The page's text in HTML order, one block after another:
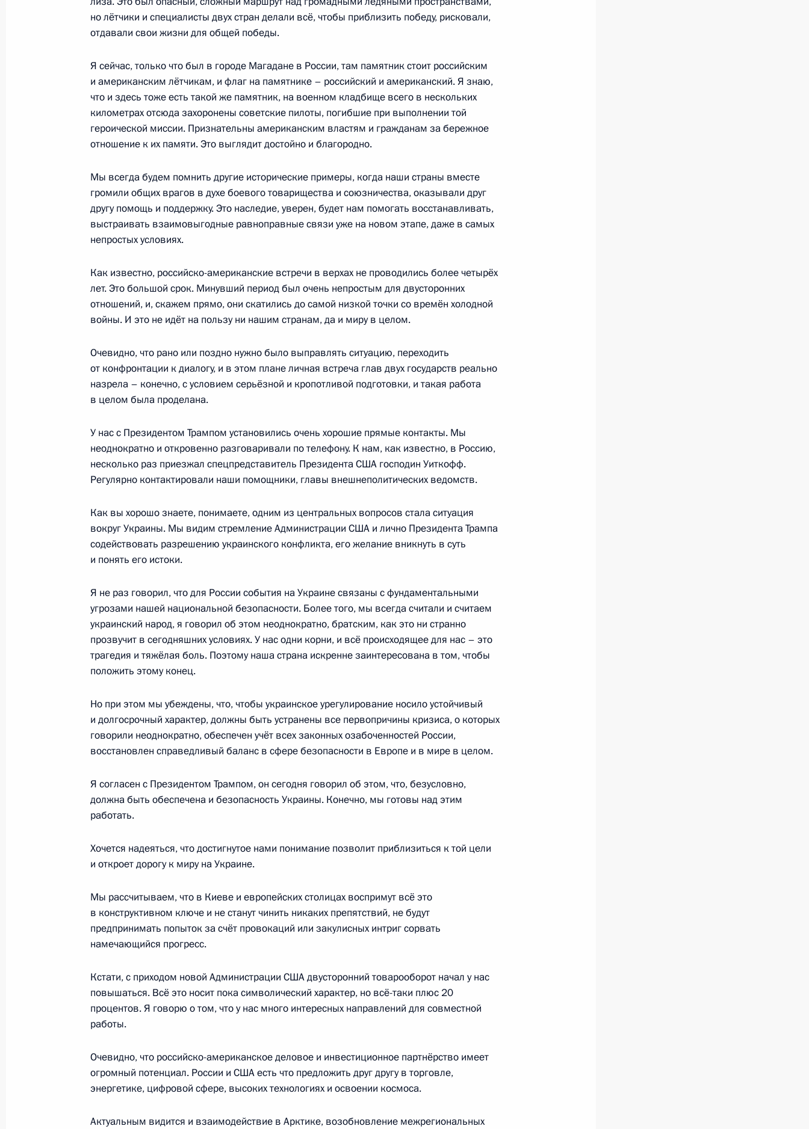
Совещание о ходе реализации мастер-плана Магадана
14 августа 2025 года, четверг
Совещание о подготовке российско-американской встречи
в верхах
8
13 августа 2025 года, среда
Встреча с руководителем ФНС Даниилом Егоровым
13 августа 2025 года, 13:50
12 августа 2025 года, вторник
Совещание по экономическим вопросам
12 августа 2025 года, 17:10 Москва, Кремль
Встреча с губернатором Омской области Виталием Хоценко
11 августа 2025 года, 13:45 Москва, Кремль
4
8 августа 2025 года, пятница
Совещание с постоянными членами Совета Безопасности
7 августа 2025 года, четверг
Ответы на вопросы представителей СМИ
7 августа 2025 года, 15:00
2
Встреча с Президентом ОАЭ Мухаммедом Аль Нахайяном
7 августа 2025 года, 13:35 Москва, Кремль
6 августа 2025 года, среда
6 августа 2025 года, 19:20 Москва, Кремль
Российско-малайзийские переговоры
6 августа 2025 года, 17:20 Москва, Кремль
5 августа 2025 года, вторник
Встреча с председателем госкорпорации развития «ВЭБ.РФ»
Игорем Шуваловым
4
Встреча с главой Донецкой Народной Республики Денисом
5
но лётчики и специалисты двух стран делали всё, чтобы приблизить победу, рисковали,
отдавали свои жизни для общей победы.
Я сейчас, только что был в городе Магадане в России, там памятник стоит российским
и американским лётчикам, и флаг на памятнике – российский и американский. Я знаю,
что и здесь тоже есть такой же памятник, на военном кладбище всего в нескольких
километрах отсюда захоронены советские пилоты, погибшие при выполнении той
героической миссии. Признательны американским властям и гражданам за бережное
отношение к их памяти. Это выглядит достойно и благородно.
Мы всегда будем помнить другие исторические примеры, когда наши страны вместе
громили общих врагов в духе боевого товарищества и союзничества, оказывали друг
другу помощь и поддержку. Это наследие, уверен, будет нам помогать восстанавливать,
выстраивать взаимовыгодные равноправные связи уже на новом этапе, даже в самых
непростых условиях.
Как известно, российско-американские встречи в верхах не проводились более четырёх
лет. Это большой срок. Минувший период был очень непростым для двусторонних
отношений, и, скажем прямо, они скатились до самой низкой точки со времён холодной
войны. И это не идёт на пользу ни нашим странам, да и миру в целом.
Очевидно, что рано или поздно нужно было выправлять ситуацию, переходить
от конфронтации к диалогу, и в этом плане личная встреча глав двух государств реально
назрела – конечно, с условием серьёзной и кропотливой подготовки, и такая работа
в целом была проделана.
У нас с Президентом Трампом установились очень хорошие прямые контакты. Мы
неоднократно и откровенно разговаривали по телефону. К нам, как известно, в Россию,
несколько раз приезжал спецпредставитель Президента США господин Уиткофф.
Регулярно контактировали наши помощники, главы внешнеполитических ведомств.
Как вы хорошо знаете, понимаете, одним из центральных вопросов стала ситуация
вокруг Украины. Мы видим стремление Администрации США и лично Президента Трампа
содействовать разрешению украинского конфликта, его желание вникнуть в суть
и понять его истоки.
Я не раз говорил, что для России события на Украине связаны с фундаментальными
угрозами нашей национальной безопасности. Более того, мы всегда считали и считаем
украинский народ, я говорил об этом неоднократно, братским, как это ни странно
прозвучит в сегодняшних условиях. У нас одни корни, и всё происходящее для нас – это
трагедия и тяжёлая боль. Поэтому наша страна искренне заинтересована в том, чтобы
положить этому конец.
Но при этом мы убеждены, что, чтобы украинское урегулирование носило устойчивый
и долгосрочный характер, должны быть устранены все первопричины кризиса, о которых
говорили неоднократно, обеспечен учёт всех законных озабоченностей России,
восстановлен справедливый баланс в сфере безопасности в Европе и в мире в целом.
Я согласен с Президентом Трампом, он сегодня говорил об этом, что, безусловно,
должна быть обеспечена и безопасность Украины. Конечно, мы готовы над этим
работать.
Хочется надеяться, что достигнутое нами понимание позволит приблизиться к той цели
и откроет дорогу к миру на Украине.
Мы рассчитываем, что в Киеве и европейских столицах воспримут всё это
в конструктивном ключе и не станут чинить никаких препятствий, не будут
предпринимать попыток за счёт провокаций или закулисных интриг сорвать
намечающийся прогресс.
Кстати, с приходом новой Администрации США двусторонний товарооборот начал у нас
повышаться. Всё это носит пока символический характер, но всё-таки плюс 20
процентов. Я говорю о том, что у нас много интересных направлений для совместной
работы.
Очевидно, что российско-американское деловое и инвестиционное партнёрство имеет
огромный потенциал. России и США есть что предложить друг другу в торговле,
энергетике, цифровой сфере, высоких технологиях и освоении космоса.
Актуальным видится и взаимодействие в Арктике, возобновление межрегиональных